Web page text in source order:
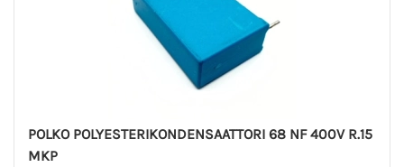
POLKO POLYESTERIKONDENSAATTORI 68 NF 400V R.15
MKP